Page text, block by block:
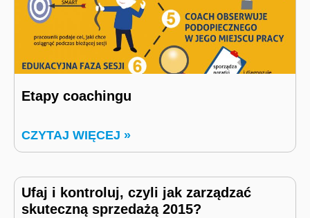
Etapy coachingu
CZYTAJ WIĘCEJ »
Ufaj i kontroluj, czyli jak zarządzać
skuteczną sprzedażą 2015?